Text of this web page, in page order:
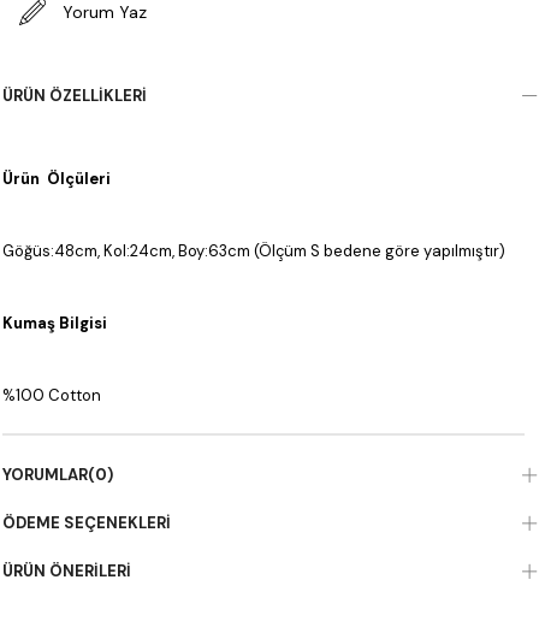
Yorum Yaz
ÜRÜN ÖZELLIKLERI
Ürün Ölçüleri
Göğüs:48cm, Kol:24cm, Boy:63cm (Ölçüm S bedene göre yapılmıştır)
Kumaş Bilgisi
%100 Cotton
YORUMLAR(0)
ÖDEME SEÇENEKLERI
ÜRÜN ÖNERILERI